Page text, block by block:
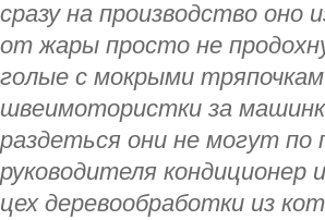
сразу на производство оно
от жары просто не
голые с мокрыми
швеимотористки за
раздеться они не могут по
руководителя кондиционер
цех деревообработки из